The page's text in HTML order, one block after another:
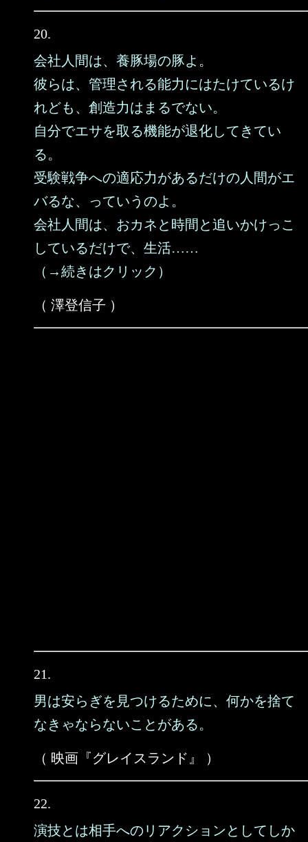
20.
会社人間は、養豚場の豚よ。
彼らは、管理される能力にはたけているけ
れども、創造力はまるでない。
自分でエサを取る機能が退化してきてい
る。
受験戦争への適応力があるだけの人間がエ
バるな、っていうのよ。
会社人間は、おカネと時間と追いかけっこ
しているだけで、生活……
（→続きはクリック）
（ 澤登信子 ）
21.
男は安らぎを見つけるために、何かを捨て
なきゃならないことがある。
（ 映画『グレイスランド』 ）
22.
演技とは相手へのリアクションとしてしか